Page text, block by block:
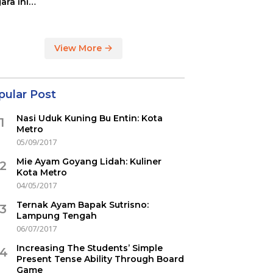
View More
Post
Nasi Uduk Kuning Bu Entin: Kota
Metro
05/09/2017
Mie Ayam Goyang Lidah: Kuliner
Kota Metro
04/05/2017
Ternak Ayam Bapak Sutrisno:
Lampung Tengah
06/07/2017
Increasing The Students’ Simple
Present Tense Ability Through Board
Game